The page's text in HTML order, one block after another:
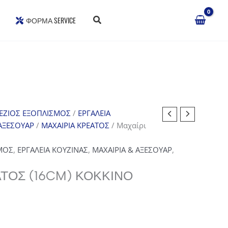
ΦΌΡΜΑ SERVICE
ΕΞΟΠΛΙΣΜΟΣ/ ΕΡΓΑΛΕΙΑ
/ ΜΑΧΑΙΡΙΑ ΚΡΕΑΤΟΣ/ Μαχαίρι
, ΕΡΓΑΛΕΙΑ ΚΟΥΖΙΝΑΣ, ΜΑΧΑΙΡΙΑ & ΑΞΕΣΟΥΑΡ,
(16CM) ΚΌΚΚΙΝΟ